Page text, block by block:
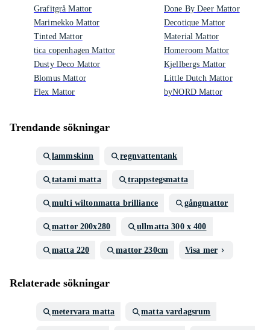
Grafitgrå Mattor
Marimekko Mattor
Tinted Mattor
tica copenhagen Mattor
Dusty Deco Mattor
Blomus Mattor
Flex Mattor
Done By Deer Mattor
Decotique Mattor
Material Mattor
Homeroom Mattor
Kjellbergs Mattor
Little Dutch Mattor
byNORD Mattor
Trendande sökningar
lammskinn regnvattentank
tatami matta trappstegsmatta
multi wiltonmatta brilliance gångmattor
mattor 200x280 ullmatta 300 x 400
matta 220 mattor 230cm Visa mer
Relaterade sökningar
metervara matta matta vardagsrum